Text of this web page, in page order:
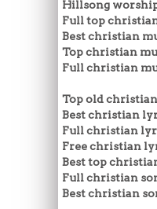
Hillsong
Full top
Best christian
Top christian
Full christian
Top old
Best christian
Full christian
Free christian
Best top
Full christian
Best christian